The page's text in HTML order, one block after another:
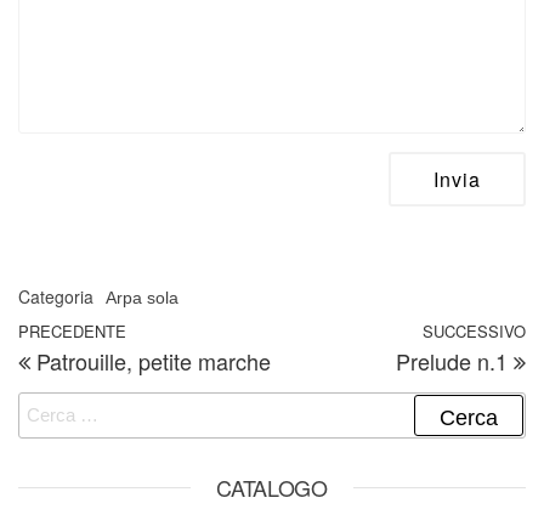
Categoria Arpa sola
Navigazione articoli
Articolo precedente
PRECEDENTE
Patrouille, petite marche
SUCCESSIVO
Prelude n.1
Ricerca per:
CATALOGO